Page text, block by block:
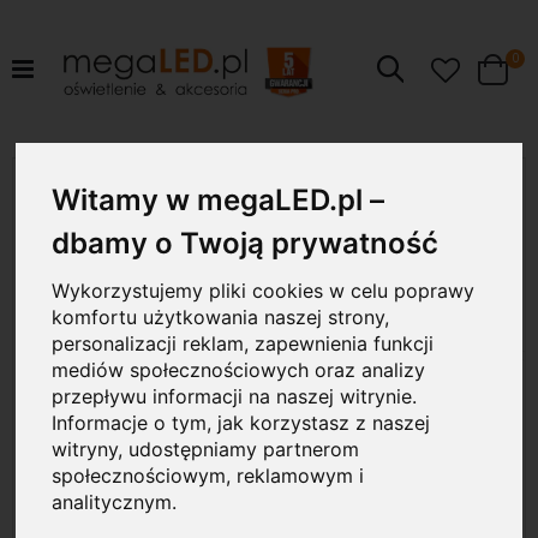
Witamy w megaLED.pl –
dbamy o Twoją prywatność
Wykorzystujemy pliki cookies w celu poprawy
komfortu użytkowania naszej strony,
personalizacji reklam, zapewnienia funkcji
mediów społecznościowych oraz analizy
przepływu informacji na naszej witrynie.
Informacje o tym, jak korzystasz z naszej
witryny, udostępniamy partnerom
społecznościowym, reklamowym i
analitycznym.
Szukaj Cart
0
koniec
galerii
100W